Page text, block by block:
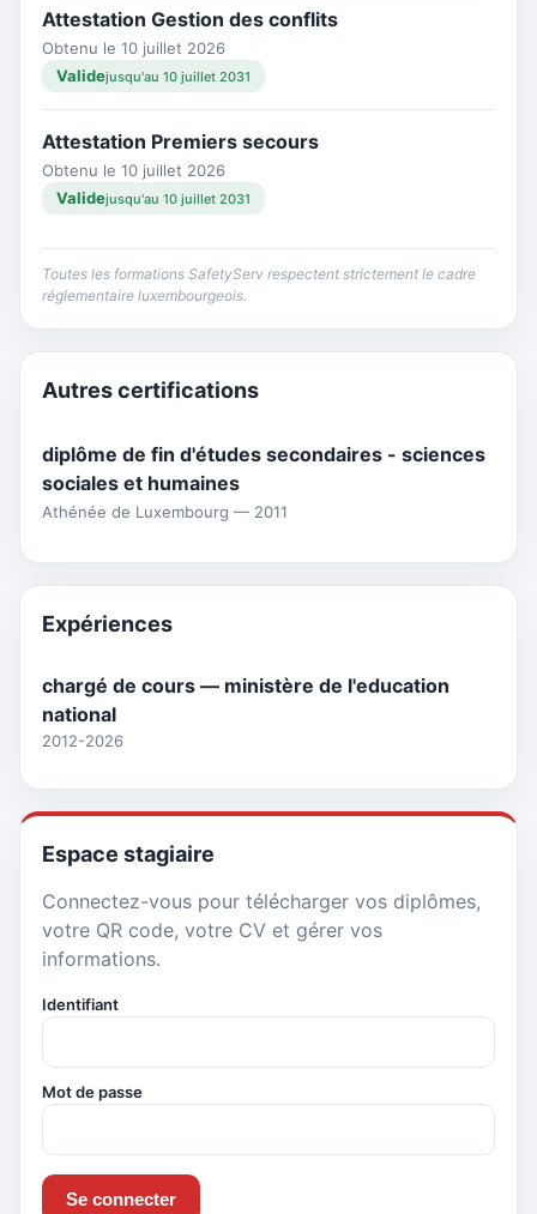
Attestation Gestion des conflits
Obtenu le 10 juillet 2026
Validejusqu'au 10 juillet 2031
Attestation Premiers secours
Obtenu le 10 juillet 2026
Validejusqu'au 10 juillet 2031
Toutes les formations SafetyServ respectent strictement le cadre
réglementaire luxembourgeois.
Autres certifications
diplôme de fin d'études secondaires - sciences
sociales et humaines
Athénée de Luxembourg — 2011
Expériences
chargé de cours — ministère de l'education
national
2012-2026
Espace stagiaire
Connectez-vous pour télécharger vos diplômes,
votre QR code, votre CV et gérer vos
informations.
Identifiant
Mot de passe
Se connecter